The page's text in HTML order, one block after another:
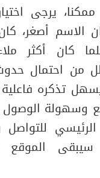
يرجى
الاسم أصغر،
كان أكثر
من احتمال
تذكره فاعلية
وسهولة
للتواصل
سيبقى الموقع